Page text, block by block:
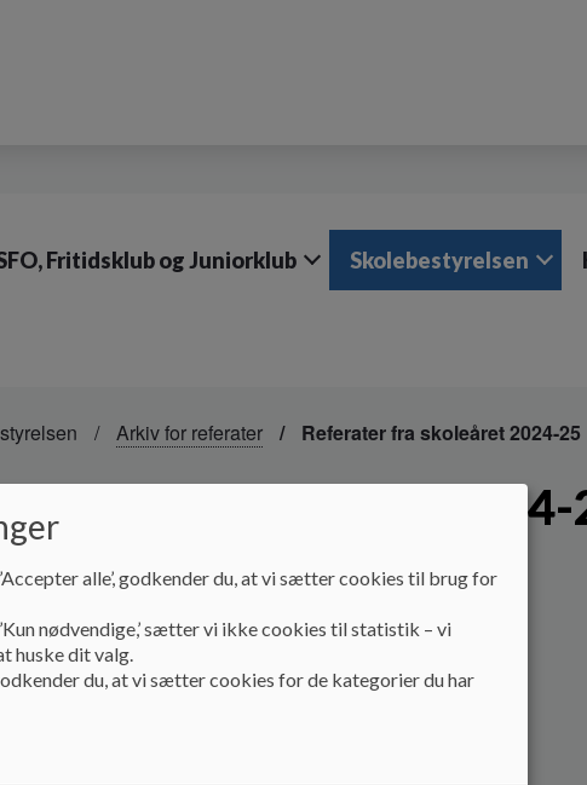
Fritidsklub og Juniorklub Skolebestyrelsen
Arkiv for referater Referater fra skoleåret 2024-25
fra skoleåret 2024-
skolebestyrelsesmøder 2024-25
af mødet i juni 2025
af mødet i maj 2025
alle’, godkender du, at vi sætter cookies til brug for
nødvendige,’ sætter vi ikke cookies til statistik – vi
huske dit valg.
du, at vi sætter cookies for de kategorier du har